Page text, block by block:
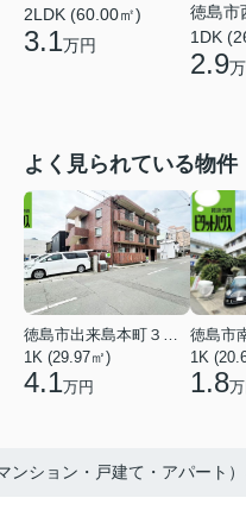
2LDK (60.00㎡)
3.1万円
徳島市
1DK
2.9
よく見られている物件
1K (29.97㎡)
4.1万円
徳島市
1K
1.8
ンション・戸建て・アパート